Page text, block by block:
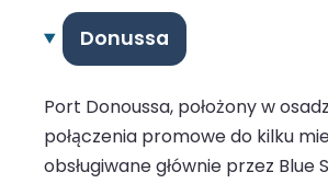
Donussa
Port Donoussa, położony w
połączenia promowe do kilku
obsługiwane głównie przez